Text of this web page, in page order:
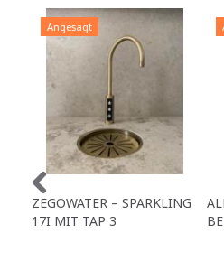
Angesagt
ZEGOWATER – SPARKLING
17I MIT TAP 3